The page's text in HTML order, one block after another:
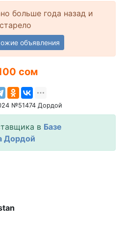
больше года назад и
объявления
сом
№51474 Дордой
в Базе
Дордой